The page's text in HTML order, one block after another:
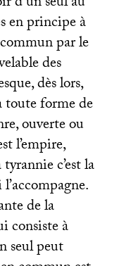
en principe à
par le
des
dès lors,
forme de
ouverte ou
l’empire,
c’est la
de la
consiste à
seul peut